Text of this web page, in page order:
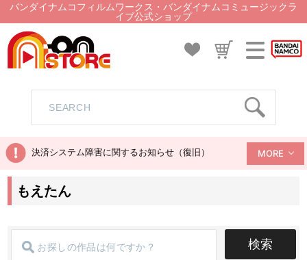
バンダイナムコフィルムワークス・バンダイナムコミュージックラ
イブ公式ショップ
決済システム障害に関するお知らせ（復旧） MORE
もえたん
検索